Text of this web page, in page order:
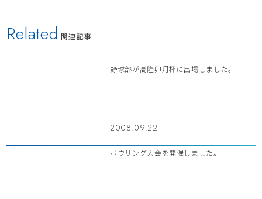
Related 関連記事
野球部が高隆卯月杯に出場しました。
2008.09.22
ボウリング大会を開催しました。